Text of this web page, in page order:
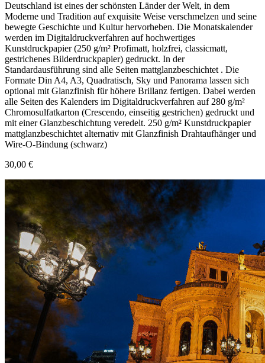
Deutschland ist eines der schönsten Länder der Welt, in dem
Moderne und Tradition auf exquisite Weise verschmelzen und seine
bewegte Geschichte und Kultur hervorheben. Die Monatskalender
werden im Digitaldruckverfahren auf hochwertiges
Kunstdruckpapier (250 g/m² Profimatt, holzfrei, classicmatt,
gestrichenes Bilderdruckpapier) gedruckt. In der
Standardausführung sind alle Seiten mattglanzbeschichtet . Die
Formate Din A4, A3, Quadratisch, Sky und Panorama lassen sich
optional mit Glanzfinish für höhere Brillanz fertigen. Dabei werden
alle Seiten des Kalenders im Digitaldruckverfahren auf 280 g/m²
Chromosulfatkarton (Crescendo, einseitig gestrichen) gedruckt und
mit einer Glanzbeschichtung veredelt. 250 g/m² Kunstdruckpapier
mattglanzbeschichtet alternativ mit Glanzfinish Drahtaufhänger und
Wire-O-Bindung (schwarz)
30,00 €